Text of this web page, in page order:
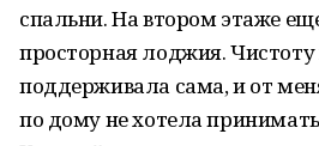
спальни. На втором этаже
просторная лоджия.
поддерживала сама, и от
по дому не хотела